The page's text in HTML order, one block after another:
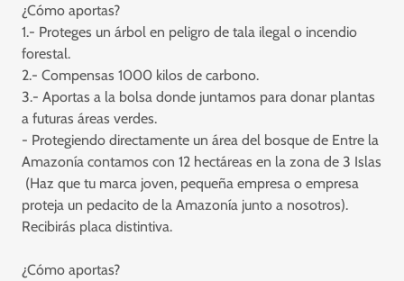
¿Cómo aportas?
1.- Proteges un árbol en peligro de tala ilegal o incendio
forestal.
2.- Compensas 1000 kilos de carbono.
3.- Aportas a la bolsa donde juntamos para donar plantas
a futuras áreas verdes.
- Protegiendo directamente un área del bosque de Entre la
Amazonía contamos con 12 hectáreas en la zona de 3 Islas
(Haz que tu marca joven, pequeña empresa o empresa
proteja un pedacito de la Amazonía junto a nosotros).
Recibirás placa distintiva.
¿Cómo aportas?